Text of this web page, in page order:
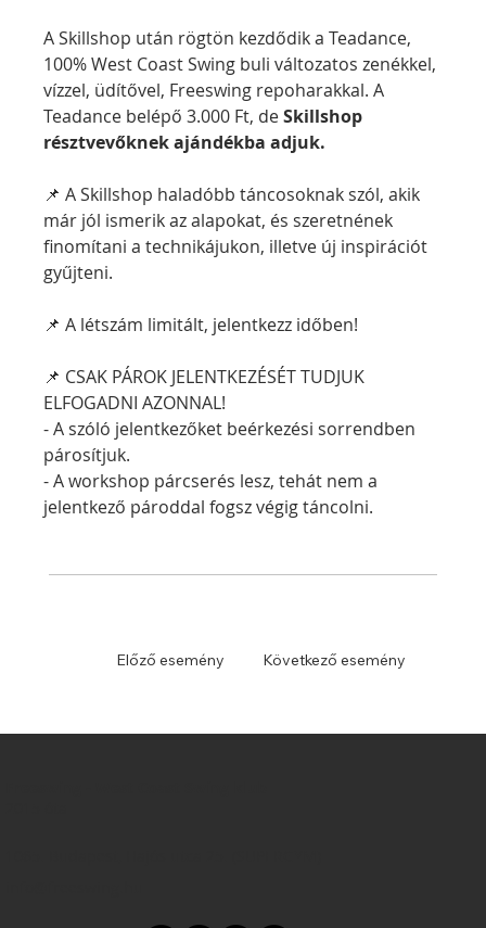
A Skillshop után rögtön kezdődik a Teadance,
100% West Coast Swing buli változatos zenékkel,
vízzel, üdítővel, Freeswing repoharakkal. A
Teadance belépő 3.000 Ft, de Skillshop
résztvevőknek ajándékba adjuk.
📌 A Skillshop haladóbb táncosoknak szól, akik
már jól ismerik az alapokat, és szeretnének
finomítani a technikájukon, illetve új inspirációt
gyűjteni.
📌 A létszám limitált, jelentkezz időben!
📌 CSAK PÁROK JELENTKEZÉSÉT TUDJUK
ELFOGADNI AZONNAL!
- A szóló jelentkezőket beérkezési sorrendben
párosítjuk.
- A workshop párcserés lesz, tehát nem a
jelentkező pároddal fogsz végig táncolni.
Előző esemény Következő esemény